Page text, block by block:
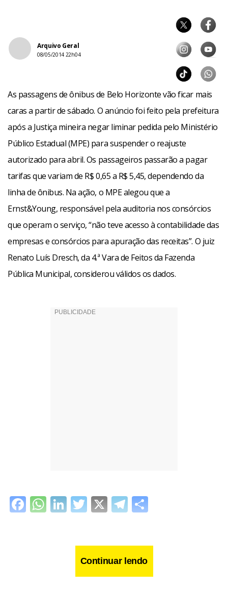
Arquivo Geral
08/05/2014 22h04
As passagens de ônibus de Belo Horizonte vão ficar mais
caras a partir de sábado. O anúncio foi feito pela prefeitura
após a Justiça mineira negar liminar pedida pelo Ministério
Público Estadual (MPE) para suspender o reajuste
autorizado para abril. Os passageiros passarão a pagar
tarifas que variam de R$ 0,65 a R$ 5,45, dependendo da
linha de ônibus. Na ação, o MPE alegou que a
Ernst&Young, responsável pela auditoria nos consórcios
que operam o serviço, “não teve acesso à contabilidade das
empresas e consórcios para apuração das receitas”. O juiz
Renato Luís Dresch, da 4.ª Vara de Feitos da Fazenda
Pública Municipal, considerou válidos os dados.
Facebook
WhatsApp
LinkedIn
Twitter
X Telegram
Continuar lendo